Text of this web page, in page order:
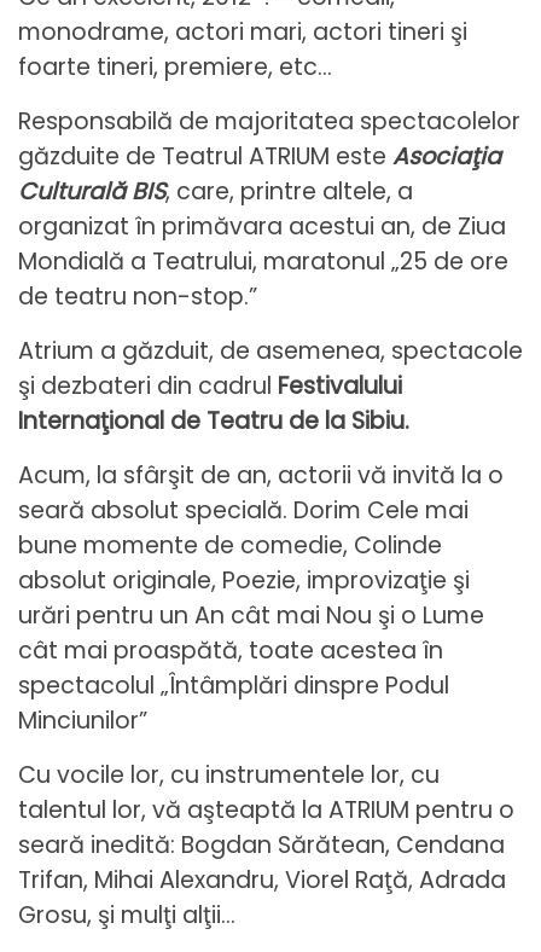
monodrame, actori mari, actori tineri şi
foarte tineri, premiere, etc…
Responsabilă de majoritatea spectacolelor
găzduite de Teatrul ATRIUM este Asociaţia
Culturală BIS, care, printre altele, a
organizat în primăvara acestui an, de Ziua
Mondială a Teatrului, maratonul „25 de ore
de teatru non-stop.”
Atrium a găzduit, de asemenea, spectacole
şi dezbateri din cadrul Festivalului
Internaţional de Teatru de la Sibiu.
Acum, la sfârşit de an, actorii vă invită la o
seară absolut specială. Dorim Cele mai
bune momente de comedie, Colinde
absolut originale, Poezie, improvizaţie şi
urări pentru un An cât mai Nou şi o Lume
cât mai proaspătă, toate acestea în
spectacolul „Întâmplări dinspre Podul
Minciunilor”
Cu vocile lor, cu instrumentele lor, cu
talentul lor, vă aşteaptă la ATRIUM pentru o
seară inedită: Bogdan Sărătean, Cendana
Trifan, Mihai Alexandru, Viorel Raţă, Adrada
Grosu, şi mulţi alţii…